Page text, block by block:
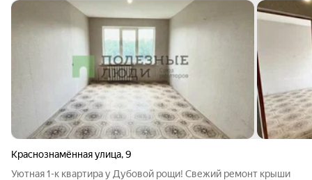
Краснознамённая улица,9
Уютная 1-к квартира у Дубовой рощи! Свежий ремонт крыши